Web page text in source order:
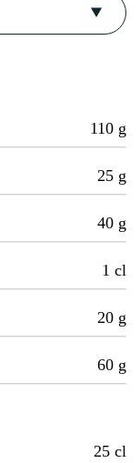
110 g
25 g
40 g
1 cl
20 g
60 g
25 cl